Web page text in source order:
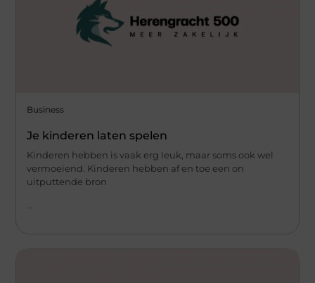
Business
Je kinderen laten spelen
Kinderen hebben is vaak erg leuk, maar soms ook wel
vermoeiend. Kinderen hebben af en toe een on
uitputtende bron
...